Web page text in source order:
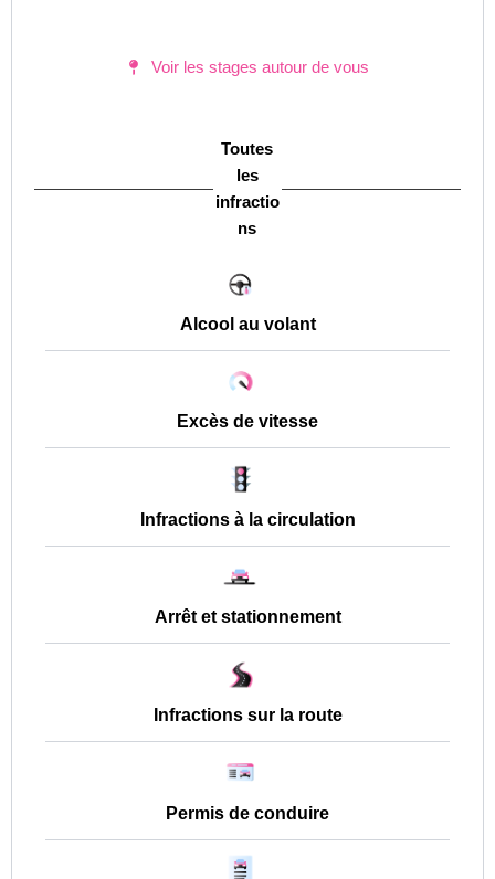
Voir les stages autour de vous
Toutes
les
infractio
ns
Alcool au volant
Excès de vitesse
Infractions à la circulation
Arrêt et stationnement
Infractions sur la route
Permis de conduire